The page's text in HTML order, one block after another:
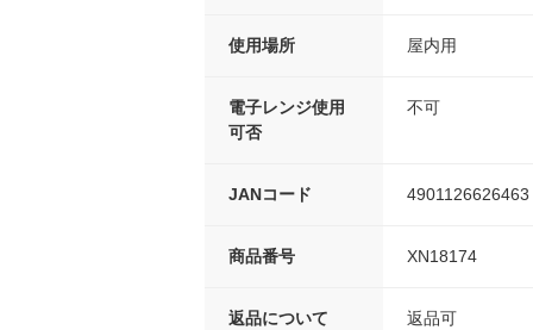
使用場所 屋内用
電子レンジ使用
可否
不可
JANコード 4901126626463
商品番号 XN18174
返品について
返品可